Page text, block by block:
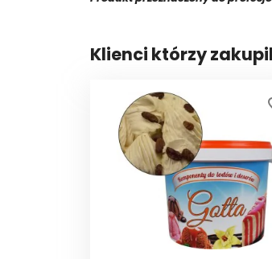
Klienci którzy